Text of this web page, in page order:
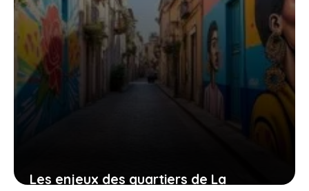
Les enjeux des quartiers de La